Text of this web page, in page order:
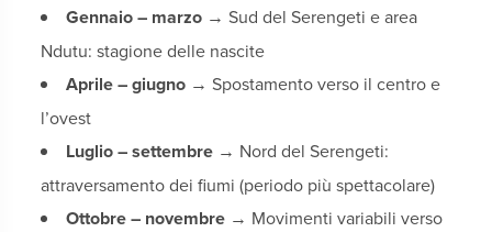
Gennaio – marzo → Sud del Serengeti e area
Ndutu: stagione delle nascite
Aprile – giugno → Spostamento verso il centro e
l’ovest
Luglio – settembre → Nord del Serengeti:
attraversamento dei fiumi (periodo più spettacolare)
Ottobre – novembre → Movimenti variabili verso